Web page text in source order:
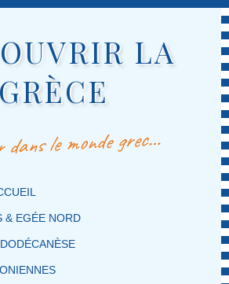
LA
GRÈCE
dans le monde grec…
PRINCIPALE
SECONDAIRE
& EGÉE NORD